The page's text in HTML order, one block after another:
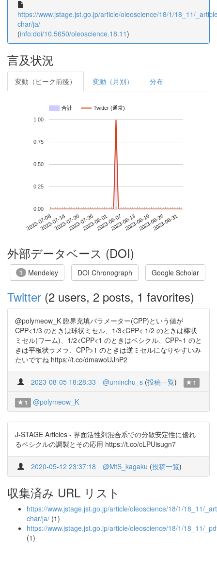
https://www.jstage.jst.go.jp/article/oleoscience/18/1/18_11/
char/ja/
(info:doi/10.5650/oleoscience.18.11)
言及状況
変動（ピーク前後） 変動（月別） 分布
合計 Twitter (通常)
2023-07-082023-07-142023-07-202023-07-262023-08-012023-08-072023-08-132023-08-192023-08-252023-08-31
0.00
0.25
0.50
0.75
1.00
外部データベース (DOI)
1 Mendeley DOI Chronograph Google Scholar
Twitter (2 users, 2 posts, 1 favorites)
@polymeow_K 臨界充填パラメーター(CPP)という値が
CPP<1/3 のときは球状ミセル、1/3<CPP< 1/2 のときは棒状
ミセル(ワーム)、1/2<CPP<1 のときはベシクル、CPP~1 のと
きは平板状ラメラ、CPP>1 のときは逆ミセルになりやすいみ
たいですね https://t.co/dmawoUJnP2
2023-08-05 18:28:33 @uminchu_s (投稿一覧) 1
1 @polymeow_K
J-STAGE Articles - 界面活性剤混合系での分散安定性に優れ
るベシクルの調製とその応用 https://t.co/cLPUisugn7
2020-05-12 23:37:18 @MtS_kagaku (投稿一覧)
収集済み URL リスト
https://www.jstage.jst.go.jp/article/oleoscience/18/1/18_11/
char/ja/ (1)
https://www.jstage.jst.go.jp/article/oleoscience/18/1/18_11/
(1)